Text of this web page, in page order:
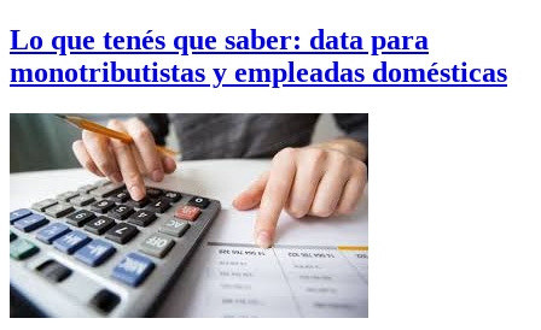
Lo que tenés que saber: data para
monotributistas y empleadas domésticas